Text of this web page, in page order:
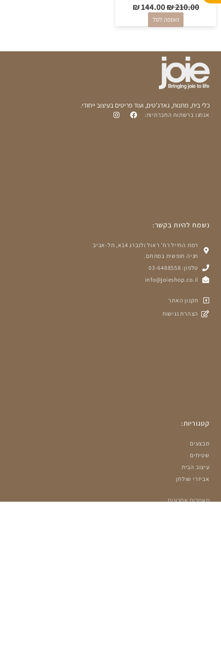
₪210.00
₪144.00
הוספה לסל
כלי בית, מתנות, גאדג'טים, ועוד פריטים בעיצוב ייחודי.
אנחנו ברשתות החברתיות:
נשמח להיות בקשר:
רמת החייל רח' ראול ולנברג 14א, תל-אביב
חניה חופשית במתחם.
טלפון: 03-6488558
info@joieshop.co.il
תקנון האתר
הצהרת נגישות
קטגוריות:
מבצעים
שטיחים
עיצוב הבית
אביזרי שולחן
מאמרים אחרונים
p
p